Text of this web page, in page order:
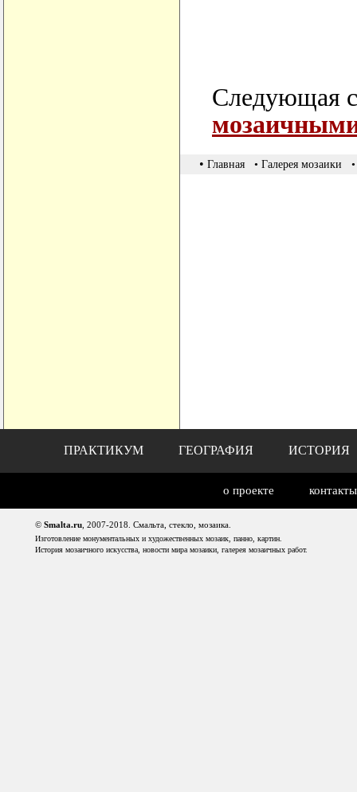
Следующая
• Главная • Галерея мозаики
ПРАКТИКУМ ГЕОГРАФИЯ ИСТОРИЯ
о проекте контакты
© Smalta.ru , 2007-2018. Смальта, стекло, мозаика.
Изготовление монументальных и художественных мозаик, панно, картин.
История мозаичного искусства, новости мира мозаики, галерея мозаичных работ.